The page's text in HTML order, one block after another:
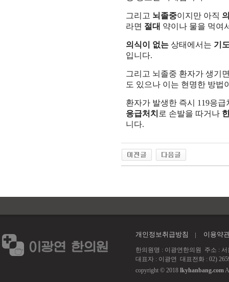
그리고 뇌졸중이지만 아직
라면 절대 약이나 물을 먹여
의식이 없는 상태에서는 기
입니다.
그리고 뇌졸중 환자가 생기
도 있으나 이는 현명한 방법
환자가 발생한 즉시 119응
응급처치 로 손발을 따거나
니다.
개인정보취급방침 이용약
한의원명 : 이광연한의원 주소 : 서
대표자 : 이광연 대표전화 : 02)
copyright © 2018 lkyhanbang.com